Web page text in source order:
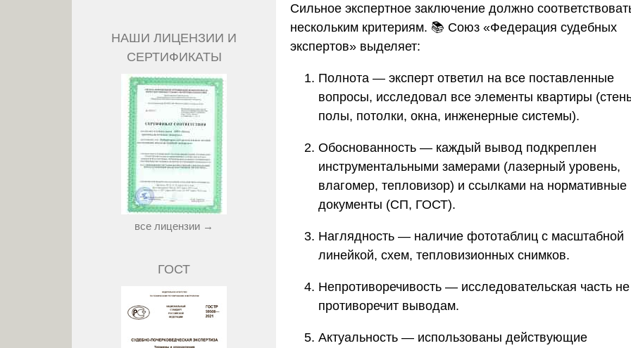
Сильное экспертное заключение должно
нескольким критериям. 📚 Союз «Федерация судебных
экспертов» выделяет:
Полнота — эксперт ответил на все поставленные
вопросы, исследовал все элементы квартиры
полы, потолки, окна, инженерные системы).
Обоснованность — каждый вывод подкреплен
инструментальными замерами (лазерный уровень,
влагомер, тепловизор) и ссылками на нормативные
документы (СП, ГОСТ).
Наглядность — наличие фототаблиц с масштабной
линейкой, схем, тепловизионных снимков.
Непротиворечивость — исследовательская часть не
противоречит выводам.
Актуальность — использованы действующие
НАШИ ЛИЦЕНЗИИ И
СЕРТИФИКАТЫ
все лицензии →
ГОСТ